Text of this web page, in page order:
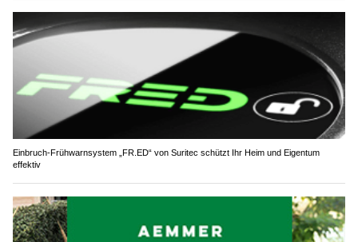
Einbruch-Frühwarnsystem „FR.ED“ von Suritec schützt Ihr Heim und Eigentum
effektiv